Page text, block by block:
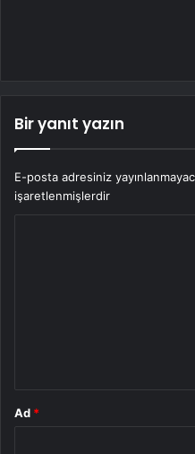
Bir yanıt yazın
E-posta adresiniz
işaretlenmişlerdir
Ad *